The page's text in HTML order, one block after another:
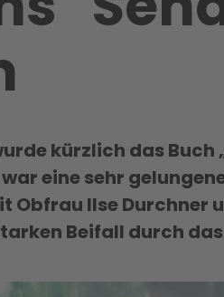
kürzlich das
eine sehr
Obfrau Ilse Durchner
Beifall durch